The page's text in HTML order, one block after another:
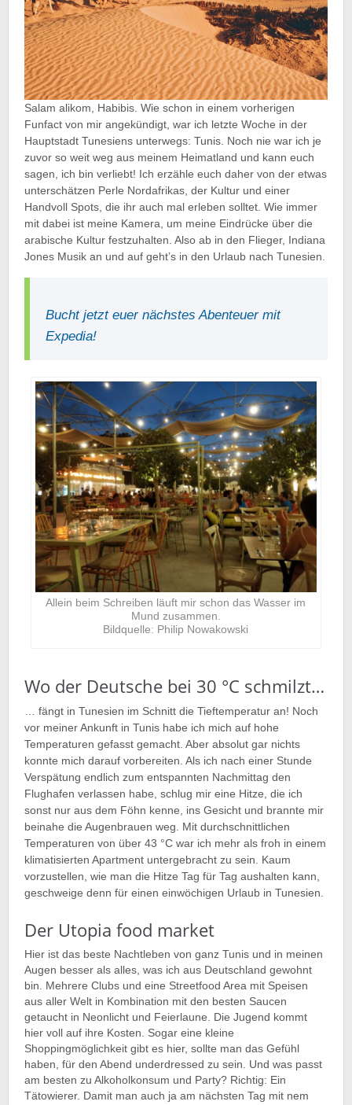
Salam alikom, Habibis. Wie schon in einem vorherigen
Funfact von mir angekündigt, war ich letzte Woche in der
Hauptstadt Tunesiens unterwegs: Tunis. Noch nie war ich je
zuvor so weit weg aus meinem Heimatland und kann euch
sagen, ich bin verliebt! Ich erzähle euch daher von der etwas
unterschätzen Perle Nordafrikas, der Kultur und einer
Handvoll Spots, die ihr auch mal erleben solltet. Wie immer
mit dabei ist meine Kamera, um meine Eindrücke über die
arabische Kultur festzuhalten. Also ab in den Flieger, Indiana
Jones Musik an und auf geht’s in den Urlaub nach Tunesien.
Bucht jetzt euer nächstes Abenteuer mit
Expedia!
Allein beim Schreiben läuft mir schon das Wasser im
Mund zusammen.
Bildquelle: Philip Nowakowski
Wo der Deutsche bei 30 °C schmilzt…
… fängt in Tunesien im Schnitt die Tieftemperatur an! Noch
vor meiner Ankunft in Tunis habe ich mich auf hohe
Temperaturen gefasst gemacht. Aber absolut gar nichts
konnte mich darauf vorbereiten. Als ich nach einer Stunde
Verspätung endlich zum entspannten Nachmittag den
Flughafen verlassen habe, schlug mir eine Hitze, die ich
sonst nur aus dem Föhn kenne, ins Gesicht und brannte mir
beinahe die Augenbrauen weg. Mit durchschnittlichen
Temperaturen von über 43 °C war ich mehr als froh in einem
klimatisierten Apartment untergebracht zu sein. Kaum
vorzustellen, wie man die Hitze Tag für Tag aushalten kann,
geschweige denn für einen einwöchigen Urlaub in Tunesien.
Der Utopia food market
Hier ist das beste Nachtleben von ganz Tunis und in meinen
Augen besser als alles, was ich aus Deutschland gewohnt
bin. Mehrere Clubs und eine Streetfood Area mit Speisen
aus aller Welt in Kombination mit den besten Saucen
getaucht in Neonlicht und Feierlaune. Die Jugend kommt
hier voll auf ihre Kosten. Sogar eine kleine
Shoppingmöglichkeit gibt es hier, sollte man das Gefühl
haben, für den Abend underdressed zu sein. Und was passt
am besten zu Alkoholkonsum und Party? Richtig: Ein
Tätowierer. Damit man auch ja am nächsten Tag mit nem